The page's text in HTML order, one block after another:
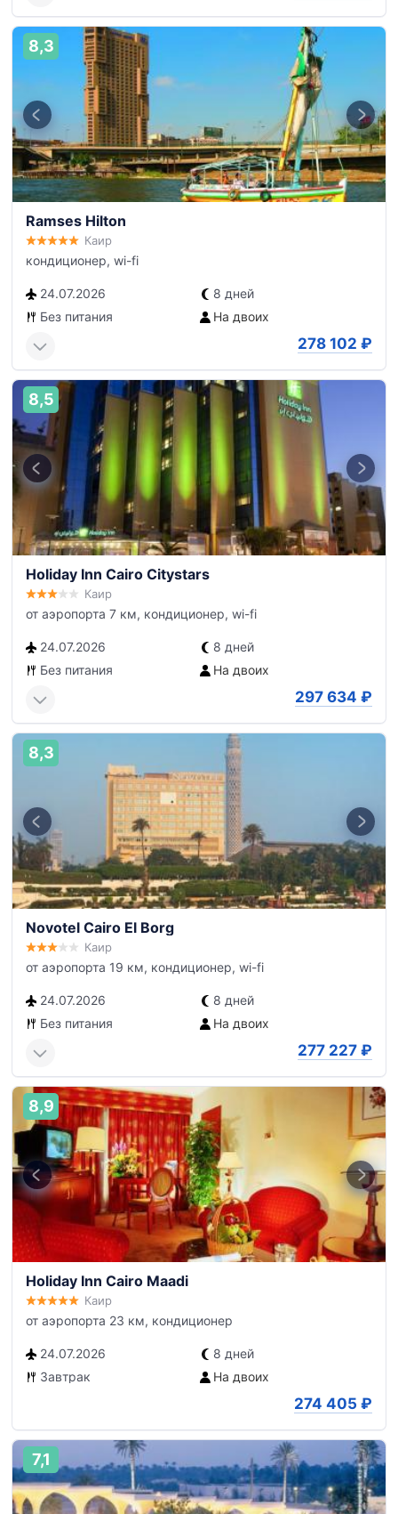
8,3
Ramses Hilton
Каир
кондиционер, wi-fi
24.07.2026
8 дней
Без питания
На двоих
278 102 ₽
8,5
Holiday Inn Cairo Citystars
Каир
от аэропорта 7 км, кондиционер, wi-fi
24.07.2026
8 дней
Без питания
На двоих
297 634 ₽
8,3
Novotel Cairo El Borg
Каир
от аэропорта 19 км, кондиционер, wi-fi
24.07.2026
8 дней
Без питания
На двоих
277 227 ₽
8,9
Holiday Inn Cairo Maadi
Каир
от аэропорта 23 км, кондиционер
24.07.2026
8 дней
Завтрак
На двоих
274 405 ₽
7,1